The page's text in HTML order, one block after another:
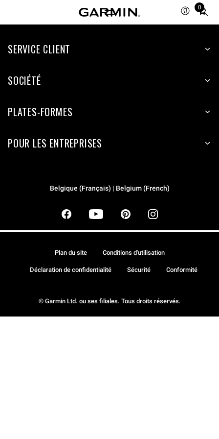
0
Total
items
cart:
SERVICE CLIENT
SOCIÉTÉ
PLATES-FORMES
POUR LES ENTREPRISES
Belgique (Français) | Belgium (French)
© Garmin Ltd. ou ses filiales. Tous droits réservés.
Plan du site Conditions d'utilisation
Déclaration de confidentialité Sécurité Conformité